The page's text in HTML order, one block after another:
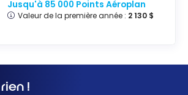
Jusqu'à 85 000 Points Aéroplan
Valeur de la première année : 2 130 $
!